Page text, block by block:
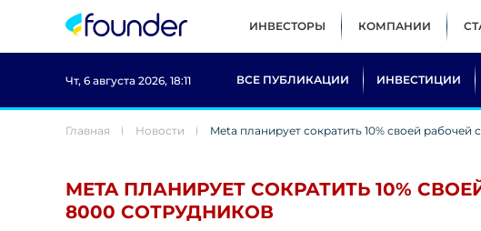
ИНВЕСТОРЫ КОМПАНИИ
Чт, 6 августа 2026, 18:11 ВСЕ ПУБЛИКАЦИИ ИНВЕСТИЦИИ
Главная Новости Meta планирует сократить 10% своей
META ПЛАНИРУЕТ СОКРАТИТЬ 10%
8000 СОТРУДНИКОВ